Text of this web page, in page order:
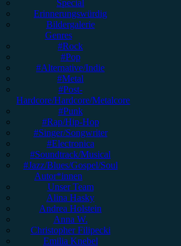
Special
Erinnerungswürdig
Bildergalerie
Genres
#Rock
#Pop
#Alternative/Indie
#Metal
#Post-
Hardcore/Hardcore/Metalcore
#Punk
#Rap/Hip-Hop
#Singer/Songwriter
#Electronica
#Soundtrack/Musical
#Jazz/Blues/Gospel/Soul
Autor*innen
Unser Team
Alina Hasky
Andrea Holstein
Anna W.
Christopher Filipecki
Emilia Knebel